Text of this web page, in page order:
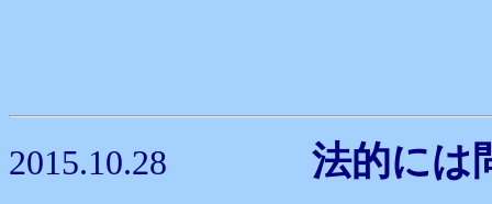
2015.10.28 法的には